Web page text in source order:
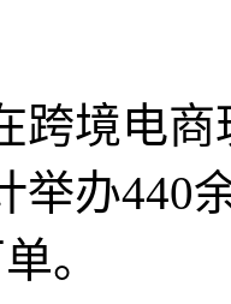
境电商玩
举办440
。